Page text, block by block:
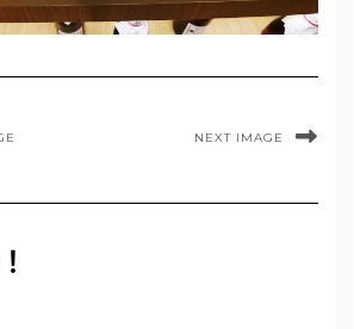
NEXT IMAGE